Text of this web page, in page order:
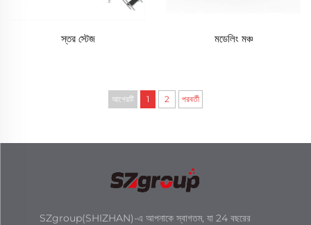
স্তর স্টেজ মডেলিং মঞ্চ
আগেরটি 1 2 পরবর্তী
SZgroup(SHIZHAN)-এ আপনাকে স্বাগতম, যা 24 বছরের